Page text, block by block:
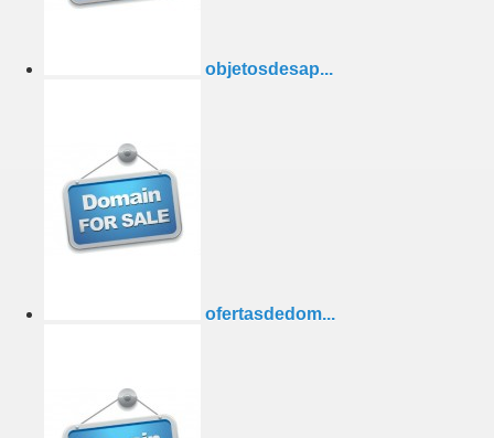
objetosdesap...
ofertasdedom...